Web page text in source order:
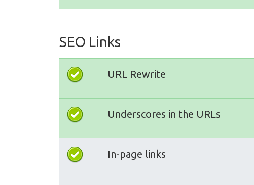
SEO Links
URL Rewrite
Underscores in the URLs
In-page links